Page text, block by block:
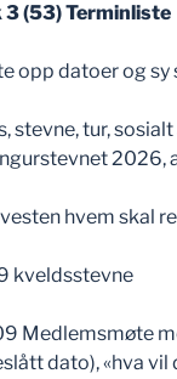
3 (53) Terminliste
opp datoer og
stevne, tur,
2026,
hvem skal
kveldsstevne
Medlemsmøte
dato), «hva vil